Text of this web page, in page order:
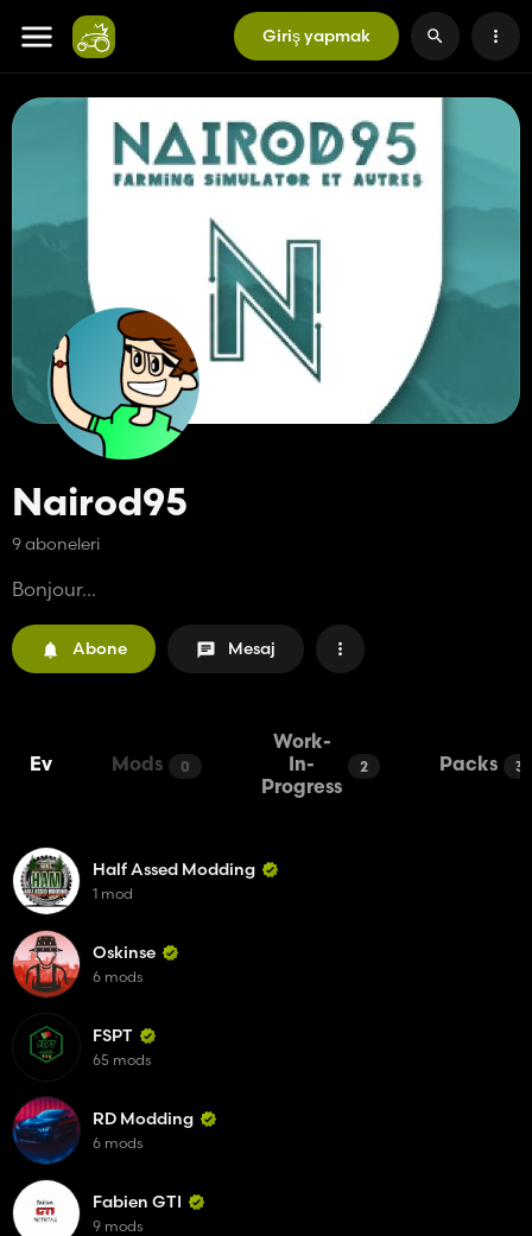
Giriş yapmak
Nairod95
9 aboneleri
Bonjour...
Abone Mesaj
Ev Mods 0
Work-
In-
Progress
2 Packs 3
Half Assed Modding
1 mod
Oskinse
6 mods
FSPT
65 mods
RD Modding
6 mods
Fabien GTI
9 mods